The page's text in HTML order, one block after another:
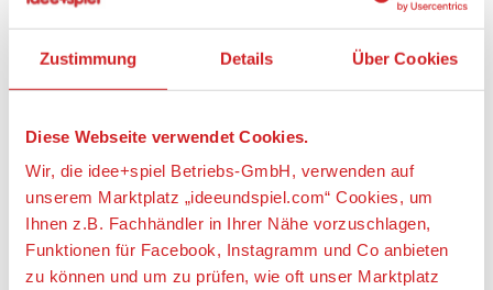
Zustimmung Details Über Cookies
Diese Webseite verwendet Cookies.
Wir, die idee+spiel Betriebs-GmbH, verwenden auf
unserem Marktplatz „ideeundspiel.com“ Cookies, um
Ihnen z.B. Fachhändler in Ihrer Nähe vorzuschlagen,
Funktionen für Facebook, Instagramm und Co anbieten
zu können und um zu prüfen, wie oft unser Marktplatz
gefüttert und haben ein dehnbares Band über dem
Fußspann. Damit ist das An- und Ausziehen
kinderleicht.
• Original Accessoire für die Baby Annabell
• Das hochwertige Zubehör fördert die Fantasie und
bringt neue Spielanregungen und –möglichkeiten.
Baby Annabell Glitzerschuhe
Artikeleigenschaften: